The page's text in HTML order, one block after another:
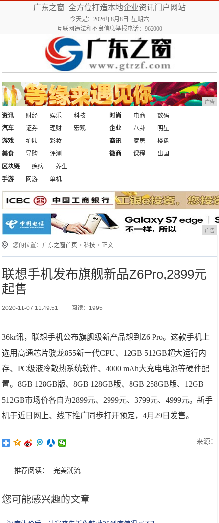
广东之窗_全方位打造本地企业资讯门户网站
今天是：2026年8月8日 星期六
互联网违法和不良信息举报电话：962000
广告
资讯 财经 娱乐
科技
汽车
证券 理财 宏观
时尚 电商
数码
企业
八卦
明星
游戏
护肤
彩妆
美食
导购 评测
商讯 家居
楼盘
微商
课程
出国
区块链
疾病
养生
手游
网游 单机
广告
您的位置： 广东之窗首页 >科技 > 正文
联想手机发布旗舰新品Z6Pro,2899元
起售
2020-11-07 11:49:51 阅读：1995
36kr讯，联想手机公布旗舰级新产品想到Z6 Pro。这款手机上
选用高通芯片骁龙855新一代CPU、12GB 512GB超大运行内
存、PC级液冷散热系统软件、4000 mAh大充电电池等硬件配
置。8GB 128GB版、8GB 128GB版、8GB 258GB版、12GB
512GB市场价各自为2899元、2999元、3799元、4999元。新手
机于近日网上、线下推广同歩打开预定，4月29日发售。
来源：
推荐阅读： 完美潮流
您可能感兴趣的文章